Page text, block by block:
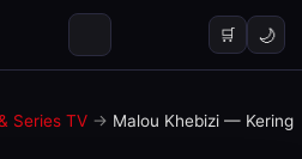
🛒 🌙
Series TV → Malou Khebizi — Kering